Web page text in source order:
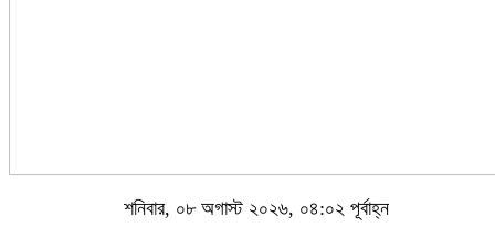
শনিবার, ০৮ অগাস্ট ২০২৬, ০৪:০২ পূর্বাহ্ন